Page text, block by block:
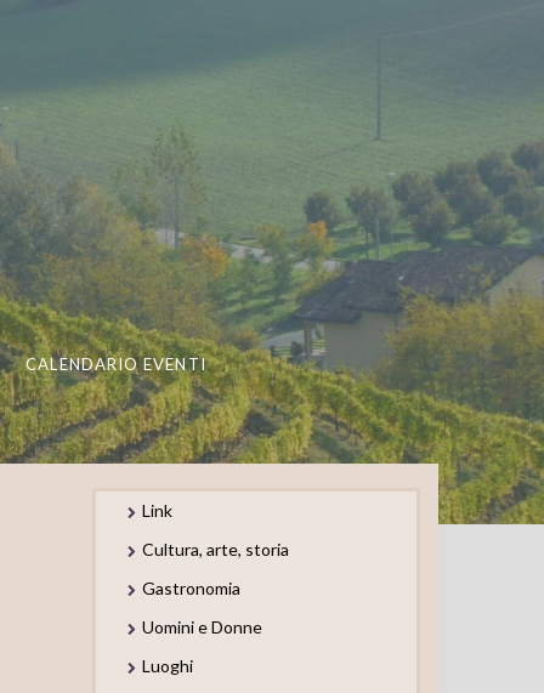
CALENDARIO EVENTI
Link
Cultura, arte, storia
Gastronomia
Uomini e Donne
Luoghi